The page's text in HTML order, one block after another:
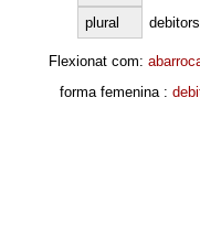
plural
debitors
Flexionat com:
forma femenina :